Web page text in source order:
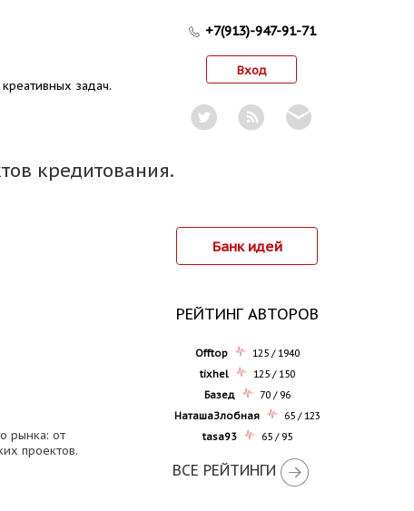
задач.
+7(913)-947-91-71
Вход
кредитования.
рынка: от
проектов.
Банк идей
РЕЙТИНГ АВТОРОВ
Offtop
125 / 1940
tixhel
125 / 150
Базед
70 / 96
НаташаЗлобная
65 / 123
tasa93
65 / 95
ВСЕ РЕЙТИНГИ